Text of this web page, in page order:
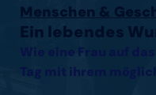
Menschen &
Ein lebendes
Wie eine Frau auf
Tag mit ihrem